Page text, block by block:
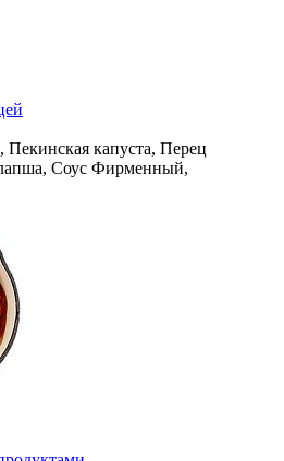
капуста, Перец
Соус Фирменный,